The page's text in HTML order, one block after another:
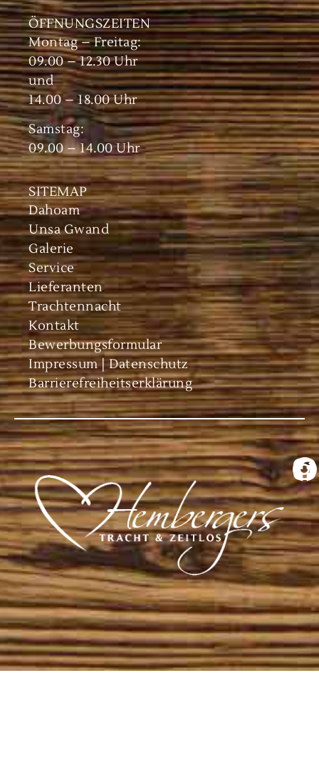
ÖFFNUNGSZEITEN
Montag – Freitag:
09.00 – 12.30 Uhr
und
14.00 – 18.00 Uhr
Samstag:
09.00 – 14.00 Uhr
SITEMAP
Dahoam
Unsa Gwand
Galerie
Service
Lieferanten
Trachtennacht
Kontakt
Bewerbungsformular
Impressum | Datenschutz
Barrierefreiheitserklärung